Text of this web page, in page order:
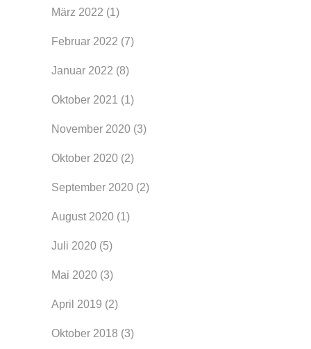
März 2022 (1)
Februar 2022 (7)
Januar 2022 (8)
Oktober 2021 (1)
November 2020 (3)
Oktober 2020 (2)
September 2020 (2)
August 2020 (1)
Juli 2020 (5)
Mai 2020 (3)
April 2019 (2)
Oktober 2018 (3)